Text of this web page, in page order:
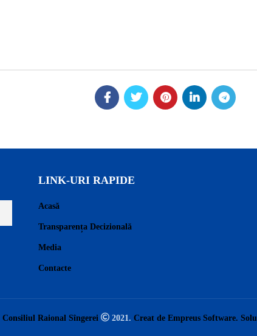
LINK-URI RAPIDE
Acasă
Transparența Decizională
Media
Contacte
Consiliul Raional Sîngerei 2021. Creat de Empreus Software.